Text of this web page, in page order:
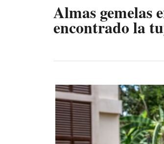
Almas gemelas
encontrado la